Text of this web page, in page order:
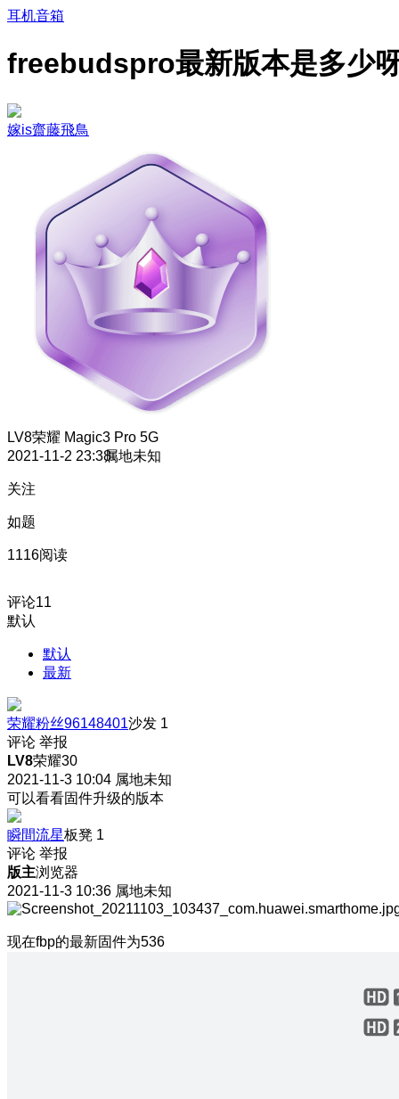
耳机音箱
freebudspro最新版本是多少
嫁is齋藤飛鳥
LV8荣耀 Magic3 Pro 5G
2021-11-2 23:38属地未知
关注
如题
1116阅读
评论11
默认
默认
最新
荣耀粉丝96148401沙发 1
评论 举报
LV8荣耀30
2021-11-3 10:04 属地未知
可以看看固件升级的版本
瞬間流星板凳 1
评论 举报
版主浏览器
2021-11-3 10:36 属地未知
现在fbp的最新固件为536